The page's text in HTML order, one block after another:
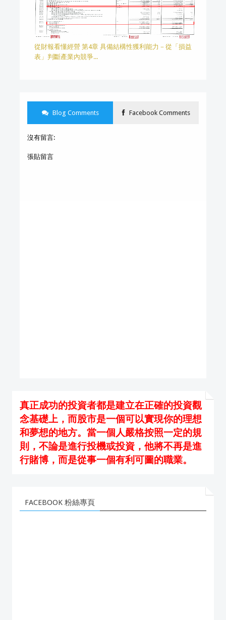
從財報看懂經營 第4章 具備結構性獲利能力－從「損益
表」判斷產業內競爭...
Blog Comments Facebook Comments
沒有留言:
張貼留言
真正成功的投資者都是建立在正確的投資觀
念基礎上，而股市是一個可以實現你的理想
和夢想的地方。當一個人嚴格按照一定的規
則，不論是進行投機或投資，他將不再是進
行賭博，而是從事一個有利可圖的職業。
FACEBOOK 粉絲專頁